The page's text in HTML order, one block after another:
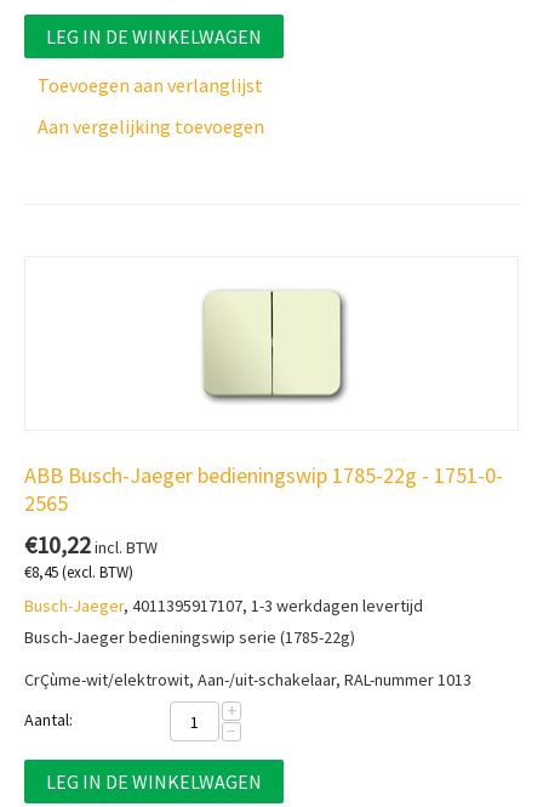
LEG IN DE WINKELWAGEN
Toevoegen aan verlanglijst
Aan vergelijking toevoegen
ABB Busch-Jaeger bedieningswip 1785-22g - 1751-0-
2565
€10,22incl. BTW
€8,45(excl. BTW)
Busch-Jaeger, 4011395917107, 1-3 werkdagen levertijd
Busch-Jaeger bedieningswip serie (1785-22g)
CrÇùme-wit/elektrowit, Aan-/uit-schakelaar, RAL-nummer 1013
Aantal:
+
−
LEG IN DE WINKELWAGEN